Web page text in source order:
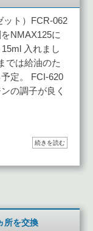
ット）FCR-062
NMAX125に
入れまし
では給油のた
定。 FCI-620
の調子が良く
続きを読む
所を交換